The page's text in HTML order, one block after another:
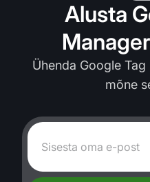
Alusta
Ühenda Google
mõne